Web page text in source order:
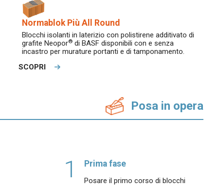
Normablok Più All Round
Blocchi isolanti in laterizio con polistirene additivato di
grafite Neopor® di BASF disponibili con e senza
incastro per murature portanti e di tamponamento.
SCOPRI
Posa in opera
1 Prima fase
Posare il primo corso di blocchi